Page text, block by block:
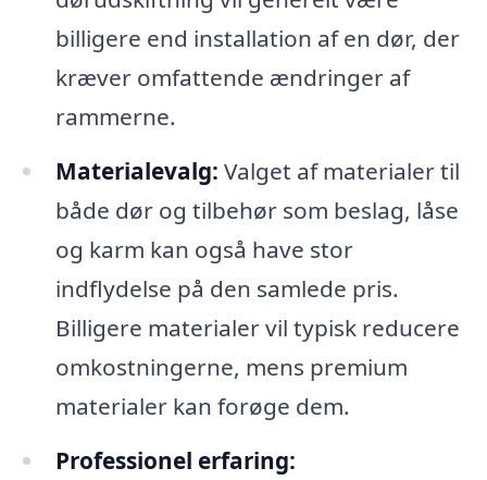
billigere end installation af en dør, der
kræver omfattende ændringer af
rammerne.
Materialevalg: Valget af materialer til
både dør og tilbehør som beslag, låse
og karm kan også have stor
indflydelse på den samlede pris.
Billigere materialer vil typisk reducere
omkostningerne, mens premium
materialer kan forøge dem.
Professionel erfaring: